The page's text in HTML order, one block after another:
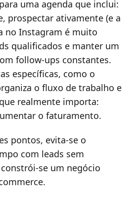
uma agenda que inclui:
prospectar ativamente (e a
no Instagram é muito
qualificados e manter um
follow-ups constantes.
específicas, como o
o fluxo de trabalho e
realmente importa:
o faturamento.
pontos, evita-se o
com leads sem
se um negócio